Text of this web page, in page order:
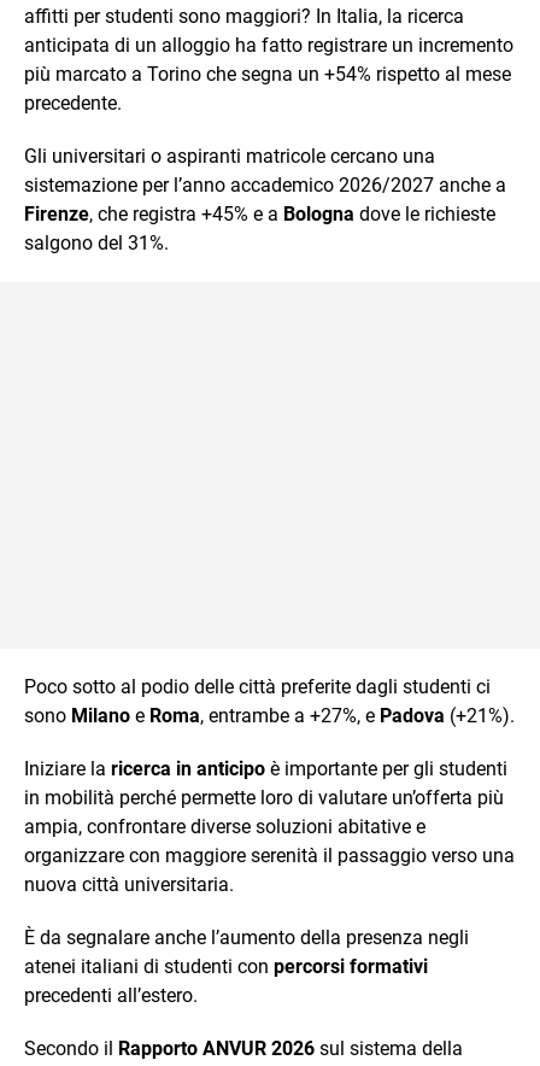
affitti per studenti sono maggiori? In Italia, la ricerca
anticipata di un alloggio ha fatto registrare un incremento
più marcato a Torino che segna un +54% rispetto al mese
precedente.
Gli universitari o aspiranti matricole cercano una
sistemazione per l’anno accademico 2026/2027 anche a
Firenze, che registra +45% e a Bologna dove le richieste
salgono del 31%.
Poco sotto al podio delle città preferite dagli studenti ci
sono Milano e Roma, entrambe a +27%, e Padova (+21%).
Iniziare la ricerca in anticipo è importante per gli studenti
in mobilità perché permette loro di valutare un’offerta più
ampia, confrontare diverse soluzioni abitative e
organizzare con maggiore serenità il passaggio verso una
nuova città universitaria.
È da segnalare anche l’aumento della presenza negli
atenei italiani di studenti con percorsi formativi
precedenti all’estero.
Secondo il Rapporto ANVUR 2026 sul sistema della